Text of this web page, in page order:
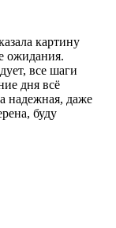
картину
ожидания.
все шаги
дня всё
надежная, даже
буду